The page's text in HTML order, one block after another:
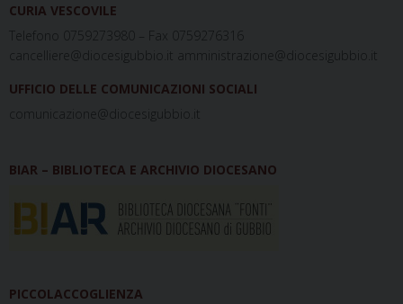
CURIA VESCOVILE
Telefono 0759273980 – Fax 0759276316
cancelliere@diocesigubbio.it amministrazione@diocesigubbio.it
UFFICIO DELLE COMUNICAZIONI SOCIALI
comunicazione@diocesigubbio.it
BIAR – BIBLIOTECA E ARCHIVIO DIOCESANO
PICCOLACCOGLIENZA